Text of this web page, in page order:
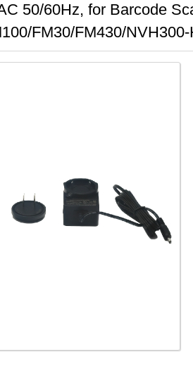
50/60Hz, for Barcode
FM30/FM430/